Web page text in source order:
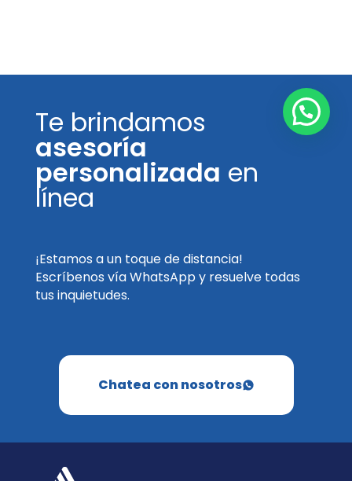
Te brindamos
asesoría
personalizada en
línea
¡Estamos a un toque de distancia!
Escríbenos vía WhatsApp y resuelve todas
tus inquietudes.
Chatea con nosotros